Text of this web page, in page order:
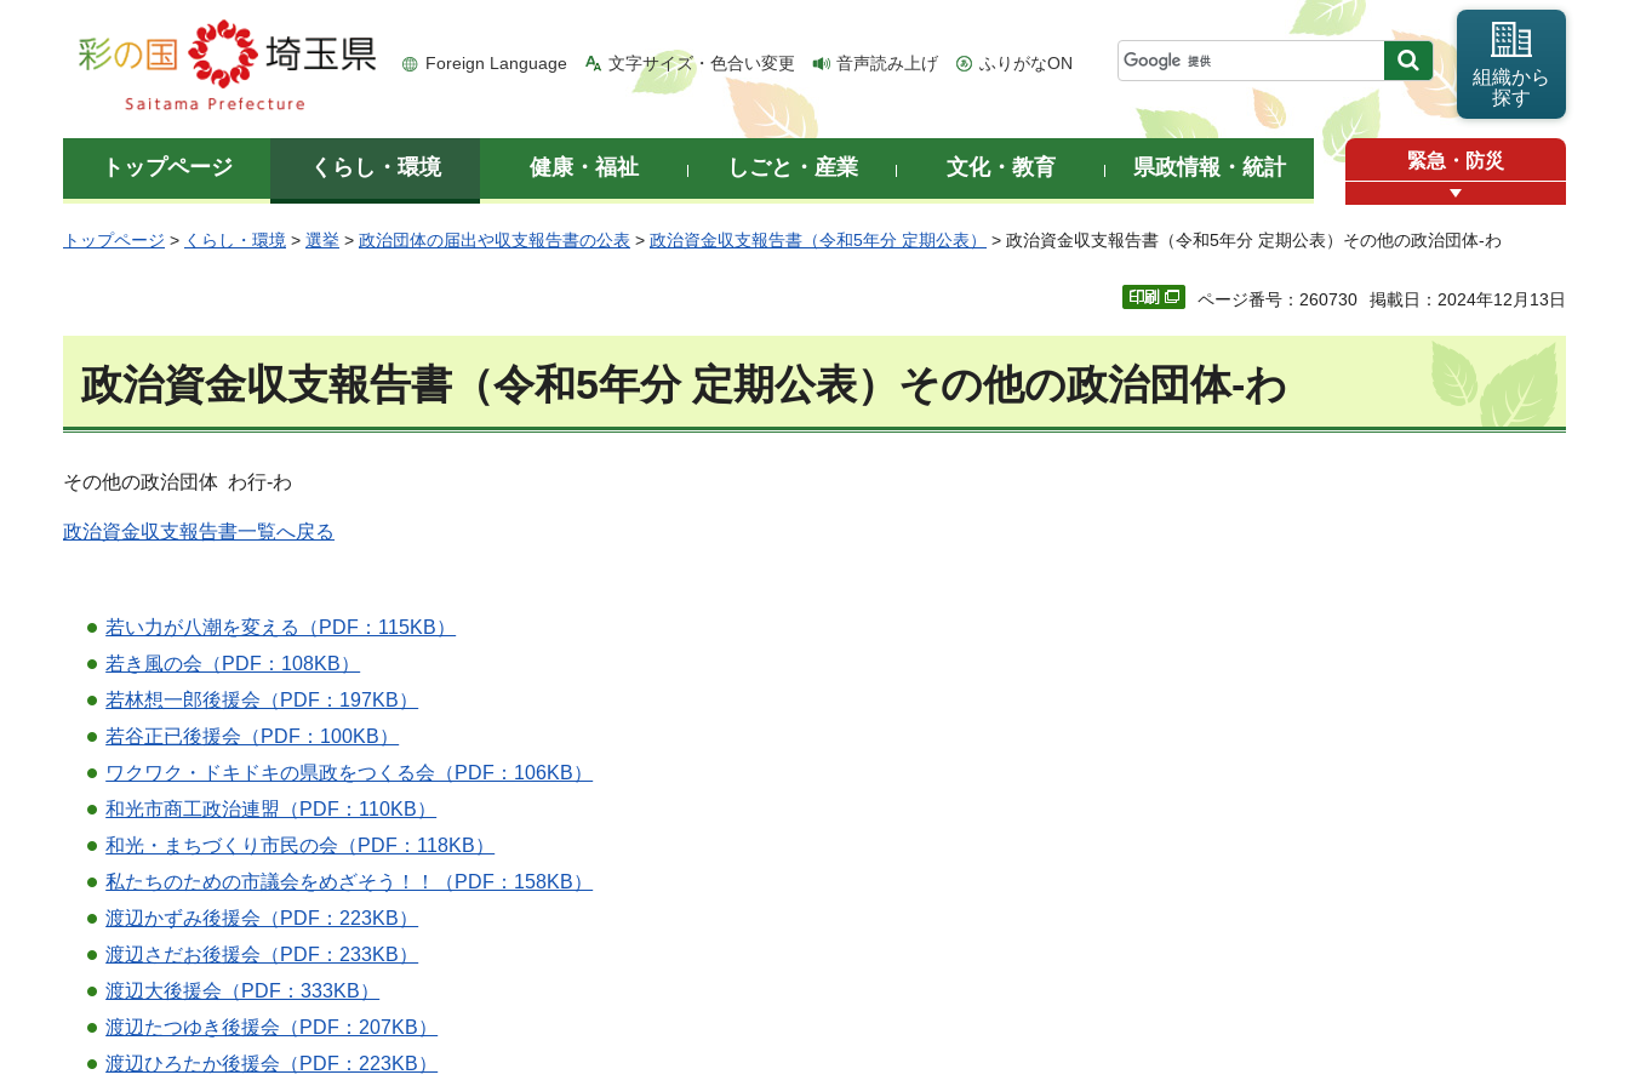
彩の国 埼玉県
Foreign Language 文字サイズ・色合い変更 音声読み上げ ふりがなON
組織から
探す
トップページ くらし・環境 健康・福祉 しごと・産業 文化・教育 県政情報・統計 緊急・防災
トップページ > くらし・環境 > 選挙 > 政治団体の届出や収支報告書の公表 > 政治資金収支報告書（令和5年分 定期公表） > 政治資金収支報告書（令和5年分 定期公表）その他の政治団体-わ
ページ番号：260730 掲載日：2024年12月13日
政治資金収支報告書（令和5年分 定期公表）その他の政治団体-わ
その他の政治団体 わ行-わ
政治資金収支報告書一覧へ戻る
若い力が八潮を変える（PDF：115KB）
若き風の会（PDF：108KB）
若林想一郎後援会（PDF：197KB）
若谷正已後援会（PDF：100KB）
ワクワク・ドキドキの県政をつくる会（PDF：106KB）
和光市商工政治連盟（PDF：110KB）
和光・まちづくり市民の会（PDF：118KB）
私たちのための市議会をめざそう！！（PDF：158KB）
渡辺かずみ後援会（PDF：223KB）
渡辺さだお後援会（PDF：233KB）
渡辺大後援会（PDF：333KB）
渡辺たつゆき後援会（PDF：207KB）
渡辺ひろたか後援会（PDF：223KB）